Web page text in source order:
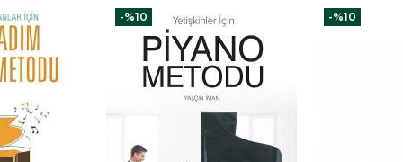
-%10 -%10